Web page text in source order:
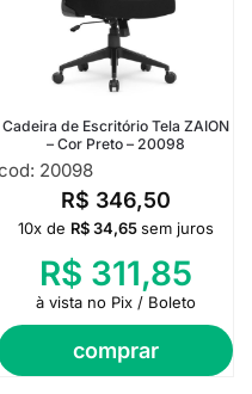
Cadeira de Escritório Tela ZAION
– Cor Preto – 20098
20098
R$ 346,50
comprar
10x de R$34,65 sem juros
R$ 311,85
à vista no Pix / Boleto